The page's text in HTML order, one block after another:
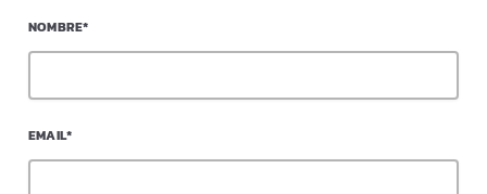
NOMBRE*
EMAIL*